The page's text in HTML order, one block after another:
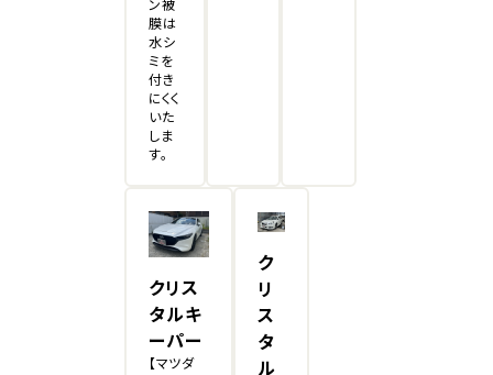
ン被
膜は
水シ
ミを
付き
にくく
いた
しま
す。
クリス
タルキ
ーパー
【マツダ
ク
リ
ス
タ
ル